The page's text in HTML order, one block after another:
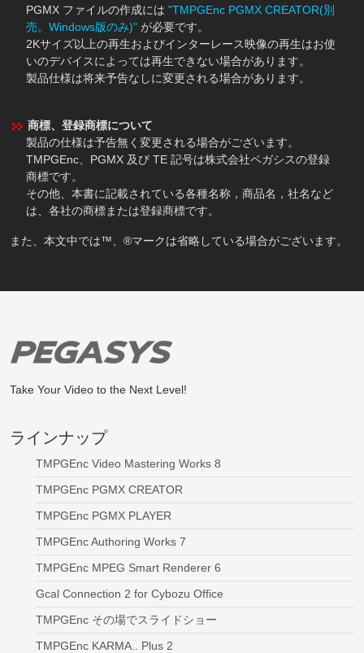
PGMX ファイルの作成には "TMPGEnc PGMX CREATOR(別
売。Windows版のみ)" が必要です。
2Kサイズ以上の再生およびインターレース映像の再生はお使
いのデバイスによっては再生できない場合があります。
製品仕様は将来予告なしに変更される場合があります。
商標、登録商標について
製品の仕様は予告無く変更される場合がございます。
TMPGEnc、PGMX 及び TE 記号は株式会社ペガシスの登録
商標です。
その他、本書に記載されている各種名称，商品名，社名など
は、各社の商標または登録商標です。
また、本文中では™、®マークは省略している場合がございます。
Take Your Video to the Next Level!
ラインナップ
TMPGEnc Video Mastering Works 8
TMPGEnc PGMX CREATOR
TMPGEnc PGMX PLAYER
TMPGEnc Authoring Works 7
TMPGEnc MPEG Smart Renderer 6
Gcal Connection 2 for Cybozu Office
TMPGEnc その場でスライドショー
TMPGEnc KARMA.. Plus 2